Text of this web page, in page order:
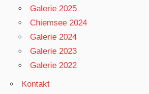
Galerie 2025
Chiemsee 2024
Galerie 2024
Galerie 2023
Galerie 2022
Kontakt